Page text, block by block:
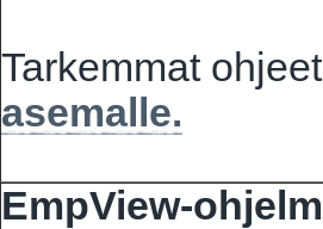
Tarkemmat
asemalle.
EmpView-